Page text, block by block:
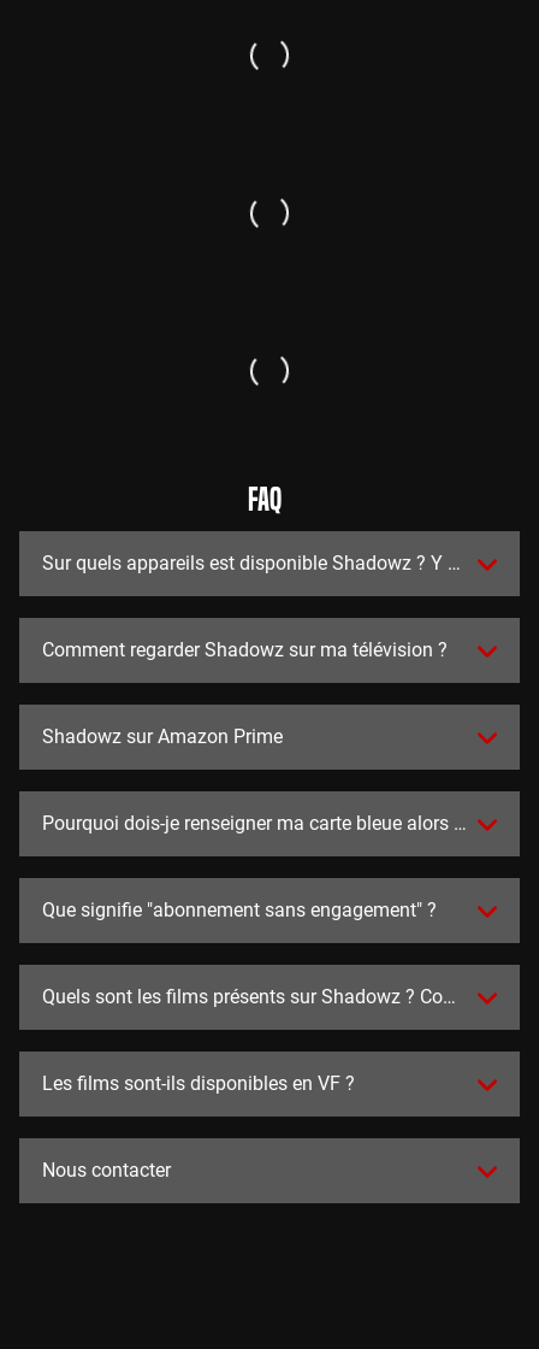
FAQ
Sur quels appareils est disponible Shadowz ? Y a t-il des
Comment regarder Shadowz sur ma télévision ?
Shadowz sur Amazon Prime
Pourquoi dois-je renseigner ma carte bleue alors que
Que signifie "abonnement sans engagement" ?
Quels sont les films présents sur Shadowz ? Combien y en
Les films sont-ils disponibles en VF ?
Nous contacter